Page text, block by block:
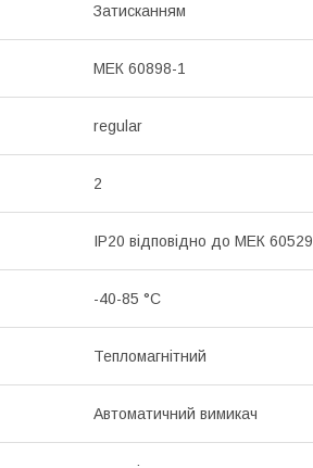
Затисканням
МЕК 60898-1
regular
2
IP20 відповідно до МЕК 60529
-40-85 °C
Тепломагнітний
Автоматичний вимикач